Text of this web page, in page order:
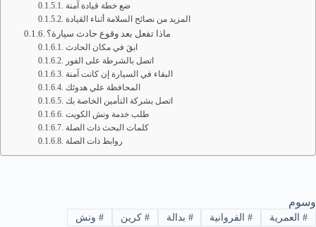
ضع خطة قيادة آمنة
المزيد من نصائح السلامة أثناء القيادة
ماذا تفعل بعد وقوع حادث سيارة؟
ابقَ في مكان الحادث
اتصل بالشرطة على الفور
البقاء في السيارة إن كانت آمنة
المحافظة علي هدوئك
اتصل بشركة التأمين الخاصة بك
طلب خدمة ونش الكويت
كلمات البحث ذات الصلة
روابط ذات الصلة
وسوم
#العمرية #الفروانية # بدالة # كرين # ونش